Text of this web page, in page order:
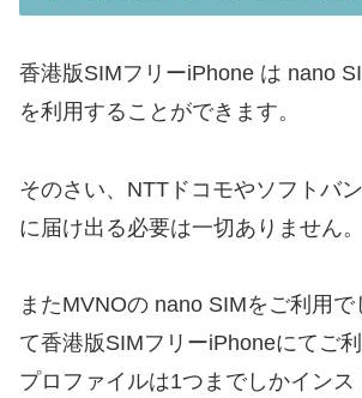
香港版SIMフリーiPhone は nano
を利用することができます。
そのさい、NTTドコモやソフトバ
に届け出る必要は一切ありません。
またMVNOの nano SIMをご利用で
て香港版SIMフリーiPhoneにてご利
プロファイルは1つまでしかイン